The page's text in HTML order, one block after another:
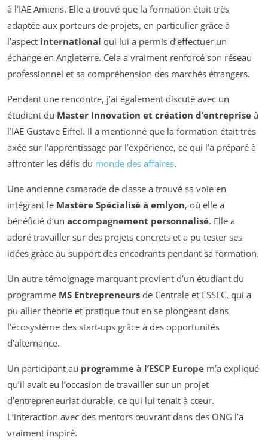
à l’IAE Amiens. Elle a trouvé que la formation était très
adaptée aux porteurs de projets, en particulier grâce à
l’aspect international qui lui a permis d’effectuer un
échange en Angleterre. Cela a vraiment renforcé son réseau
professionnel et sa compréhension des marchés étrangers.
Pendant une rencontre, j’ai également discuté avec un
étudiant du Master Innovation et création d’entreprise à
l’IAE Gustave Eiffel. Il a mentionné que la formation était très
axée sur l’apprentissage par l’expérience, ce qui l’a préparé à
affronter les défis du monde des affaires.
Une ancienne camarade de classe a trouvé sa voie en
intégrant le Mastère Spécialisé à emlyon, où elle a
bénéficié d’un accompagnement personnalisé. Elle a
adoré travailler sur des projets concrets et a pu tester ses
idées grâce au support des encadrants pendant sa formation.
Un autre témoignage marquant provient d’un étudiant du
programme MS Entrepreneurs de Centrale et ESSEC, qui a
pu allier théorie et pratique tout en se plongeant dans
l’écosystème des start-ups grâce à des opportunités
d’alternance.
Un participant au programme à l’ESCP Europe m’a expliqué
qu’il avait eu l’occasion de travailler sur un projet
d’entrepreneuriat durable, ce qui lui tenait à cœur.
L’interaction avec des mentors œuvrant dans des ONG l’a
vraiment inspiré.